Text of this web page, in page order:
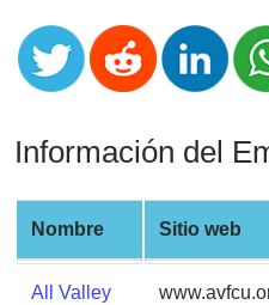
Card
Validator
Card
Generator
Random
Credit
Card
Generator
Información del
Nombre Sitio web
All Valley